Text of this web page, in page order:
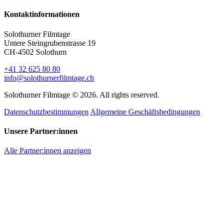
Kontaktinformationen
Solothurner Filmtage
Untere Steingrubenstrasse 19
CH-4502 Solothurn
+41 32 625 80 80
info@solothurnerfilmtage.ch
Solothurner Filmtage © 2026. All rights reserved.
Datenschutzbestimmungen Allgemeine Geschäftsbedingungen
Unsere Partner:innen
Alle Partner:innen anzeigen